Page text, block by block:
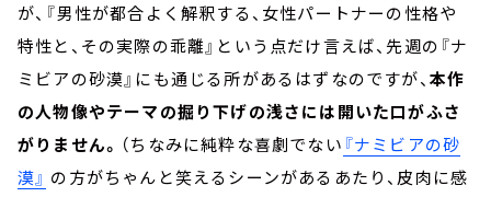
が、『男性が都合よく解釈する、女性パートナーの性格や
特性と、その実際の乖離』という点だけ言えば、先週の『ナ
ミビアの砂漠』にも通じる所があるはずなのですが、本作
の人物像やテーマの掘り下げの浅さには開いた口がふさ
がりません。 （ちなみに純粋な喜劇でない 『ナミビアの砂
漠』 の方がちゃんと笑えるシーンがあるあたり、皮肉に感